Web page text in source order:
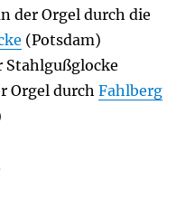
der Orgel durch die
(Potsdam)
Orgel durchFahlberg